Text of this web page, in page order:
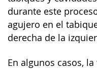
durante este
agujero en el
derecha de la
En algunos casos,